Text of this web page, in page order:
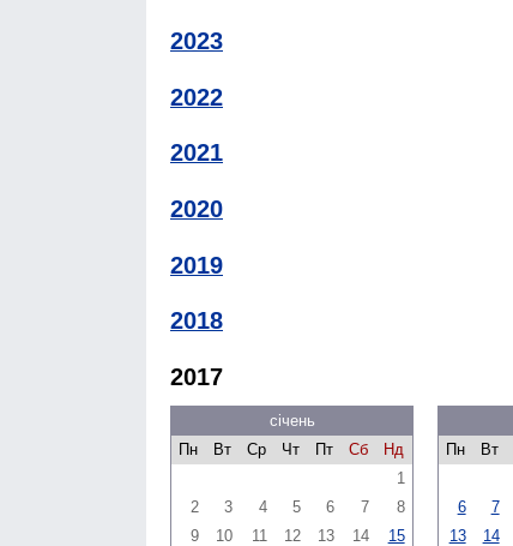
2023
2022
2021
2020
2019
2018
2017
січень
Пн
Вт Ср Чт Пт Сб
Нд
1
2
3 4 5 6 7
8
9
10 11 12 13 14
15
Пн
Вт
6
7
13
14